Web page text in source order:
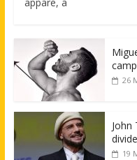
appare, a
26
John
19